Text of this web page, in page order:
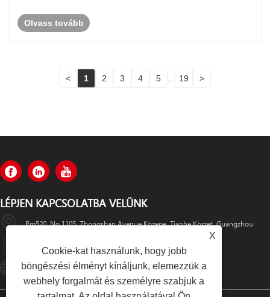
teszi őket kiemelkedővé a p......
Olvass tovább
< 1 2 3 4 5 19 >
LÉPJEN KAPCSOLATBA VELÜNK
Rm520, No.1105, Zhongshan Avenue Közepe, Tianhe Körzet, Guangzhou
+86-13501533176
Sales01@swaflyexcavator.cn
X
Cookie-kat használunk, hogy jobb
böngészési élményt kínáljunk, elemezzük a
webhely forgalmát és személyre szabjuk a